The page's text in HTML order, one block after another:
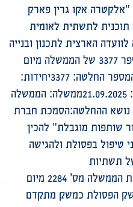
אקו גרין פארק
תוכנית לתשתית לאומית
הארצית לתכנון ובנייה
של תשתיות לאומיותהחלטה מספר 3377 של הממשלה מיום
21.09.2025סוג: החלטות ממשלהמספר החלטה: 3377יחידות:
מזכירות הממשלהתאריך תחולה: 21.09.2025ממשלה: הממשלה
ה- 37תאריך פרסום: 21.09.2025 נושא ההחלטה:הסמכת חברת
שותפות מוגבלת" להכין
טיפול בפסולת ולהגישה
תשתיות
לאומיותמחליטים:המשך להחלטת הממשלה מס' 2284 מיום
משק הפסולת כמשק מתקדם